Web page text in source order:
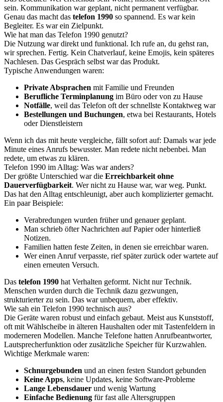
sein. Kommunikation war geplant, nicht permanent verfügbar.
Genau das macht das telefon 1990 so spannend. Es war kein
Begleiter. Es war ein Zielpunkt.
Wie hat man das Telefon 1990 genutzt?
Die Nutzung war direkt und funktional. Ich rufe an, du gehst ran,
wir sprechen. Fertig. Kein Chatverlauf, keine Emojis, kein späteres
Nachlesen. Das Gespräch selbst war das Produkt.
Typische Anwendungen waren:
Private Absprachen mit Familie und Freunden
Berufliche Terminplanung im Büro oder von zu Hause
Notfälle, weil das Telefon oft der schnellste Kontaktweg war
Bestellungen und Buchungen, etwa bei Restaurants, Hotels
oder Dienstleistern
Wenn ich das mit heute vergleiche, fällt sofort auf: Damals war jede
Minute eines Anrufs bewusster. Man redete nicht nebenbei. Man
redete, um etwas zu klären.
Telefon 1990 im Alltag: Was war anders?
Der größte Unterschied war die Erreichbarkeit ohne
Dauerverfügbarkeit. Wer nicht zu Hause war, war weg. Punkt.
Das hat den Alltag entschleunigt, aber auch komplizierter gemacht.
Ein paar Beispiele:
Verabredungen wurden früher und genauer geplant.
Man schrieb öfter Nachrichten auf Papier oder hinterließ
Notizen.
Familien hatten feste Zeiten, in denen sie erreichbar waren.
Wer einen Anruf verpasste, rief später zurück oder wartete auf
einen erneuten Versuch.
Das telefon 1990 hat Verhalten geformt. Nicht nur Technik.
Menschen wurden durch die Technik dazu gezwungen,
strukturierter zu sein. Das war unbequem, aber effektiv.
Wie sah ein Telefon 1990 technisch aus?
Die Geräte waren robust und einfach gebaut. Meist aus Kunststoff,
oft mit Wählscheibe in älteren Haushalten oder mit Tastenfeldern in
moderneren Modellen. Manche Telefone hatten Anrufbeantworter,
Lautsprecherfunktion oder zusätzliche Speicher für Kurzwahlen.
Wichtige Merkmale waren:
Schnurgebunden und an einen festen Standort gebunden
Keine Apps, keine Updates, keine Software-Probleme
Lange Lebensdauer und wenig Wartung
Einfache Bedienung für fast alle Altersgruppen